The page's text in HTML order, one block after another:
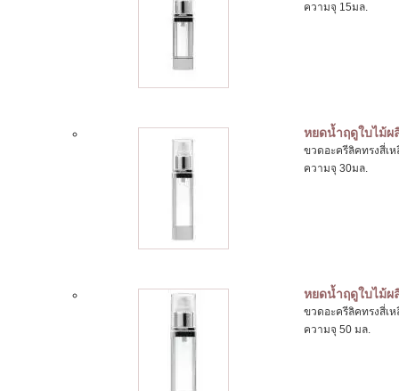
ความจุ 15มล.
หยดน้ำฤดูใบไม้ผ
ขวดอะครีลิคทรงสี่
ความจุ 30มล.
หยดน้ำฤดูใบไม้ผ
ขวดอะครีลิคทรง
ความจุ 50 มล.